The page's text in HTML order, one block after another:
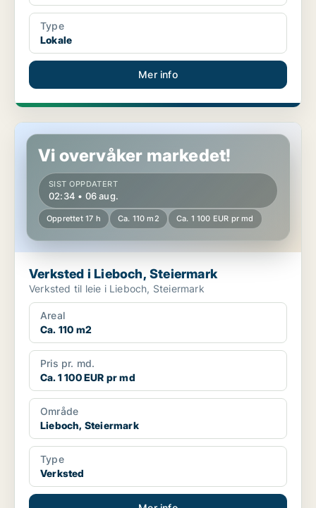
Type
Lokale
Mer info
Verksted i Lieboch, Steiermark
Vi overvåker markedet!
SIST OPPDATERT
02:34 • 06 aug.
Opprettet 17 h Ca. 110 m2 Ca. 1 100 EUR pr md
Verksted i Lieboch, Steiermark
Verksted til leie i Lieboch, Steiermark
Areal
Ca. 110 m2
Pris pr. md.
Ca. 1 100 EUR pr md
Område
Lieboch, Steiermark
Type
Verksted